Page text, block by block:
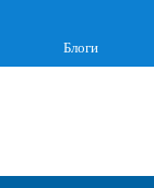
Блоги